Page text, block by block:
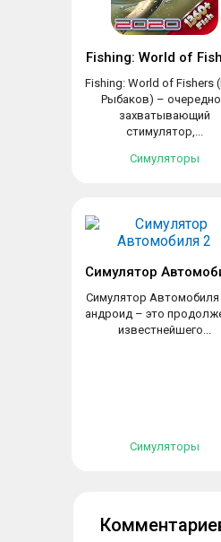
Fishing: World of
Fishing: World of Fishers
Рыбаков) –
захватывающий
стимулятор,...
Симуляторы
Симулятор Автомобиля
андроид – это
известнейшего...
Симуляторы